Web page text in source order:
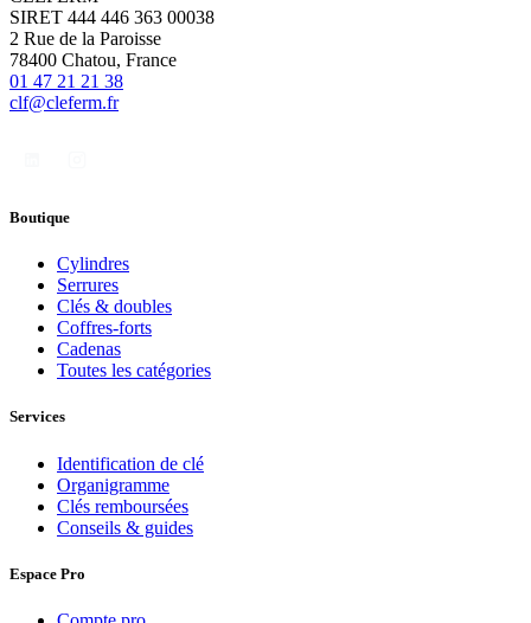
SIRET 444 446 363 00038
2 Rue de la Paroisse
78400 Chatou, France
01 47 21 21 38
clf@cleferm.fr
Boutique
Cylindres
Serrures
Clés & doubles
Coffres-forts
Cadenas
Toutes les catégories
Services
Identification de clé
Organigramme
Clés remboursées
Conseils & guides
Espace Pro